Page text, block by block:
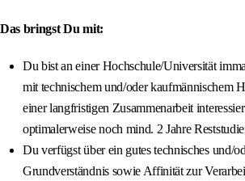
Das bringst Du mit:
Du bist an einer Hochschule/Universität
mit technischem und/oder kaufmännischem
einer langfristigen Zusammenarbeit
optimalerweise noch mind. 2 Jahre
Du verfügst über ein gutes technisches und/
Grundverständnis sowie Affinität zur